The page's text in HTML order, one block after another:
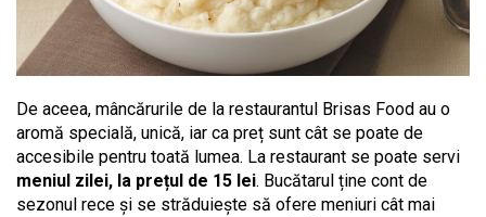
De aceea, mâncărurile de la restaurantul Brisas Food au o
aromă specială, unică, iar ca preț sunt cât se poate de
accesibile pentru toată lumea. La restaurant se poate servi
meniul zilei, la prețul de 15 lei. Bucătarul ține cont de
sezonul rece și se străduiește să ofere meniuri cât mai